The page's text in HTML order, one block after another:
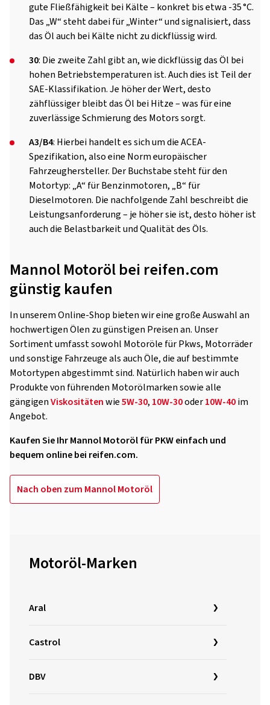
gute Fließfähigkeit bei Kälte – konkret bis etwa -35 °C.
Das „W“ steht dabei für „Winter“ und signalisiert, dass
das Öl auch bei Kälte nicht zu dickflüssig wird.
30: Die zweite Zahl gibt an, wie dickflüssig das Öl bei
hohen Betriebstemperaturen ist. Auch dies ist Teil der
SAE-Klassifikation. Je höher der Wert, desto
zähflüssiger bleibt das Öl bei Hitze – was für eine
zuverlässige Schmierung des Motors sorgt.
A3/B4: Hierbei handelt es sich um die ACEA-
Spezifikation, also eine Norm europäischer
Fahrzeughersteller. Der Buchstabe steht für den
Motortyp: „A“ für Benzinmotoren, „B“ für
Dieselmotoren. Die nachfolgende Zahl beschreibt die
Leistungsanforderung – je höher sie ist, desto höher ist
auch die Belastbarkeit und Qualität des Öls.
Mannol Motoröl bei reifen.com
günstig kaufen
In unserem Online-Shop bieten wir eine große Auswahl an
hochwertigen Ölen zu günstigen Preisen an. Unser
Sortiment umfasst sowohl Motoröle für Pkws, Motorräder
und sonstige Fahrzeuge als auch Öle, die auf bestimmte
Motortypen abgestimmt sind. Natürlich haben wir auch
Produkte von führenden Motorölmarkensowie alle
gängigenViskositätenwie5W-30, 10W-30oder10W-40im
Angebot.
Kaufen Sie Ihr Mannol Motoröl für PKW einfach und
bequem online bei reifen.com.
Nach oben zum Mannol Motoröl
Motoröl-Marken
Aral
Castrol
DBV